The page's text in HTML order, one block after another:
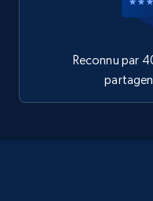
Reconnu par